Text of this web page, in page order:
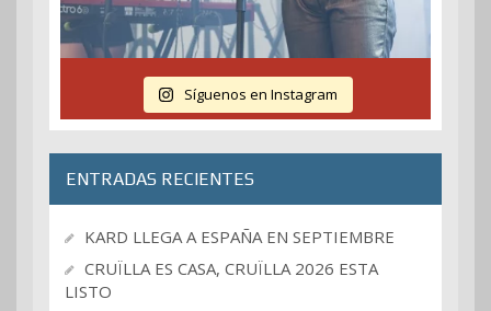
Síguenos en Instagram
ENTRADAS RECIENTES
KARD LLEGA A ESPAÑA EN SEPTIEMBRE
CRUÏLLA ES CASA, CRUÏLLA 2026 ESTA
LISTO